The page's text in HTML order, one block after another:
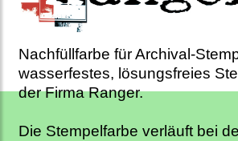
Nachfüllfarbe für Archival-
wasserfestes, lösungsfreies
der Firma Ranger.
Die Stempelfarbe verläuft bei